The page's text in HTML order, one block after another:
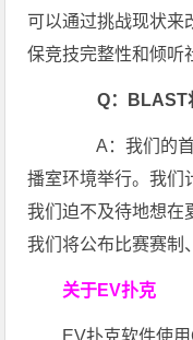
可以通过挑战现状来
保竞技完整性和倾听
Q：BLAST
A：我们的首
播室环境举行。我们
我们迫不及待地想在
我们将公布比赛赛制
关于EV扑克
EV扑克软件使